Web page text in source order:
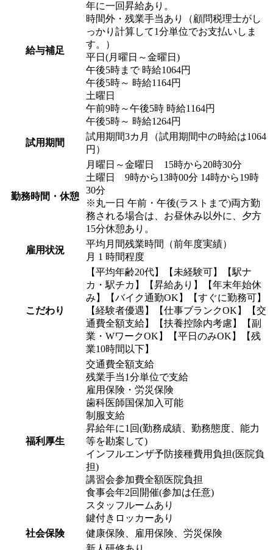
給与補足
年に一回昇給あり。
時間外・残業手当あり（顧問税理士がし
っかり計算して1分単位でお支払いしま
す。）
平日(月曜日～金曜日)
午後5時まで 時給1064円
午後5時～ 時給1164円
土曜日
午前9時～午後5時 時給1164円
午後5時～ 時給1264円
試用期間
試用期間3カ月（試用期間中の時給は1064
円）
勤務時間・休憩
月曜日～金曜日 15時から20時30分
土曜日 9時から13時00分 14時から19時
30分
※丸一日 午前・午後(ラストまで)両方勤
務される場合は、お昼休み以外に、夕方
15分休憩あり。
雇用状況
平均月間残業時間（前年度実績）
月 1 時間程度
こだわり
【平均年齢20代】【未経験可】【駅ナ
カ・駅チカ】【昇給あり】【年末年始休
み】【バイク通勤OK】【すぐに勤務可】
【経験者優遇】【仕事ブランクOK】【交
通費全額支給】【扶養控除内考慮】【副
業・WワークOK】【平日のみOK】【残
業10時間以下】
福利厚生
交通費全額支給
残業手当1分単位で支給
雇用保険・労災保険
歯科医師国保加入可能
制服支給
昇給年に1回(勤務成績、勤務態度、能力
等を勘案して)
インフルエンザ予防接種費用負担(医院負
担)
講習会参加費全額医院負担
食事会年2回開催(参加は任意)
スタッフルームあり
鍵付きロッカーあり
社会保険
健康保険、雇用保険、労災保険